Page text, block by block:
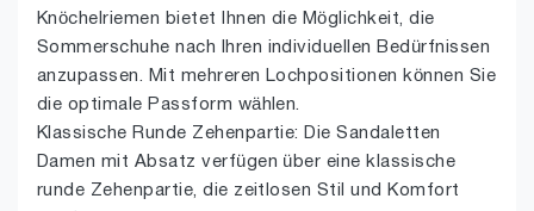
Knöchelriemen bietet Ihnen die Möglichkeit, die
Sommerschuhe nach Ihren individuellen Bedürfnissen
anzupassen. Mit mehreren Lochpositionen können Sie
die optimale Passform wählen.
Klassische Runde Zehenpartie: Die Sandaletten
Damen mit Absatz verfügen über eine klassische
runde Zehenpartie, die zeitlosen Stil und Komfort